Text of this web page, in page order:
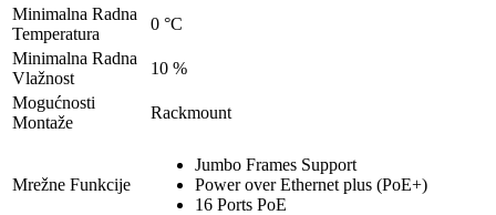
Minimalna Radna
Temperatura
0 °C
Minimalna Radna
Vlažnost
10 %
Mogućnosti
Montaže
Rackmount
Mrežne Funkcije
Jumbo Frames Support
Power over Ethernet plus (PoE+)
16 Ports PoE